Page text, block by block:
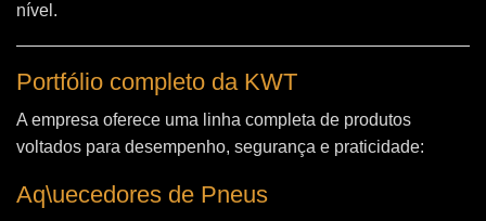
nível.
Portfólio completo da KWT
A empresa oferece uma linha completa de produtos
voltados para desempenho, segurança e praticidade:
Aq\uecedores de Pneus